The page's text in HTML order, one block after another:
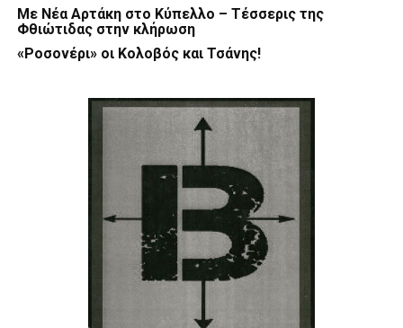
Με Νέα Αρτάκη στο Κύπελλο – Τέσσερις της
Φθιώτιδας στην κλήρωση
«Ροσονέρι» οι Κολοβός και Τσάνης!